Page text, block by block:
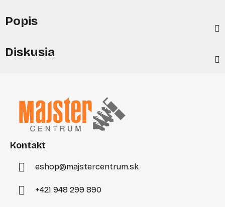
Popis
Diskusia
Kontakt
eshop@majstercentrum.sk
+421 948 299 890